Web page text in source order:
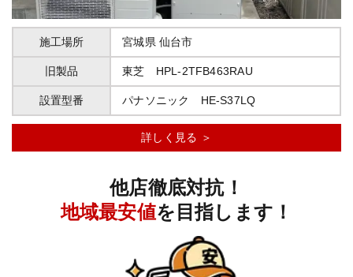
施工場所 宮城県 仙台市
旧製品 東芝 HPL-2TFB463RAU
設置型番 パナソニック HE-S37LQ
詳しく見る ＞
他店徹底対抗！
地域最安値を目指します！